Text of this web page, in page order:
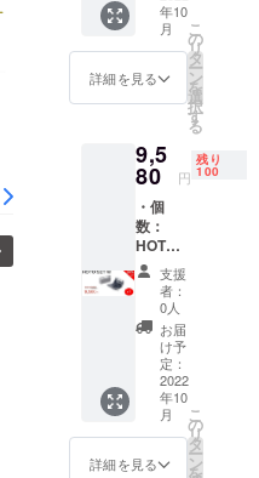
より出
荷時期
が遅れ
る場合
ご支援
により
率が向
上した
場合、
正規販
売価格
が販売
予定価
格より
下がる
可能性
もござ
いま
す。 ※
類似商
価格：
11,980
円 ※リ
ターン
はすべ
みの金
額にな
りま
す。 ※
ご注文
状況、
使用部
材の供
給状
況、製
造工程
上の都
合等に
より出
荷時期
が遅れ
る場合
年10
月
詳細を見る
こ
の
リ
タ
ー
ン
を
選
択
す
る
9,5
80 円
残り
100
・個
数：
HOTO
SET M
タイプ
×1 ・割
引率：
20% ・
一般販
売予定
価格：
11,980
円 ※リ
ターン
支援
者：
0人
お届
け予
定：
2022
年10
月
詳細を見る
こ
の
リ
タ
ー
ン
を